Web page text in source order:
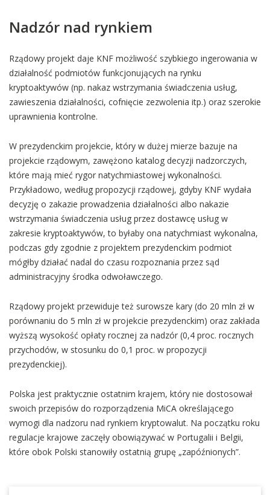
Nadzór nad rynkiem
Rządowy projekt daje KNF możliwość szybkiego ingerowania w
działalność podmiotów funkcjonujących na rynku
kryptoaktywów (np. nakaz wstrzymania świadczenia usług,
zawieszenia działalności, cofnięcie zezwolenia itp.) oraz szerokie
uprawnienia kontrolne.
W prezydenckim projekcie, który w dużej mierze bazuje na
projekcie rządowym, zawężono katalog decyzji nadzorczych,
które mają mieć rygor natychmiastowej wykonalności.
Przykładowo, według propozycji rządowej, gdyby KNF wydała
decyzję o zakazie prowadzenia działalności albo nakazie
wstrzymania świadczenia usług przez dostawcę usług w
zakresie kryptoaktywów, to byłaby ona natychmiast wykonalna,
podczas gdy zgodnie z projektem prezydenckim podmiot
mógłby działać nadal do czasu rozpoznania przez sąd
administracyjny środka odwoławczego.
Rządowy projekt przewiduje też surowsze kary (do 20 mln zł w
porównaniu do 5 mln zł w projekcie prezydenckim) oraz zakłada
wyższą wysokość opłaty rocznej za nadzór (0,4 proc. rocznych
przychodów, w stosunku do 0,1 proc. w propozycji
prezydenckiej).
Polska jest praktycznie ostatnim krajem, który nie dostosował
swoich przepisów do rozporządzenia MiCA określającego
wymogi dla nadzoru nad rynkiem kryptowalut. Na początku roku
regulacje krajowe zaczęły obowiązywać w Portugalii i Belgii,
które obok Polski stanowiły ostatnią grupę „zapóźnionych”.